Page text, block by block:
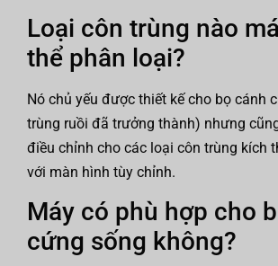
Loại côn trùng nào
thể phân loại?
Nó chủ yếu được thiết kế cho bọ cánh
trùng ruồi đã trưởng thành) nhưng
điều chỉnh cho các loại côn trùng kích
với màn hình tùy chỉnh.
Máy có phù hợp cho
cứng sống không?